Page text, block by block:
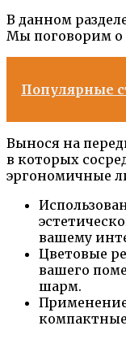
В данном
Мы поговорим о
Популярные
Вынося на
в которых
эргономичные
вашему
Цветовые
вашего
шарм.